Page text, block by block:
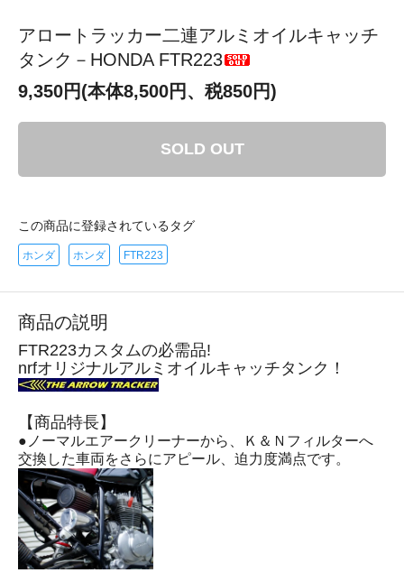
アロートラッカー二連アルミオイルキャッチ
タンク－HONDA FTR223
9,350円(本体8,500円、税850円)
SOLD OUT
この商品に登録されているタグ
ホンダ ホンダ FTR223
商品の説明
FTR223カスタムの必需品!
nrfオリジナルアルミオイルキャッチタンク！
【商品特長】
●ノーマルエアークリーナーから、Ｋ＆Ｎフィルターへ
交換した車両をさらにアピール、迫力度満点です。